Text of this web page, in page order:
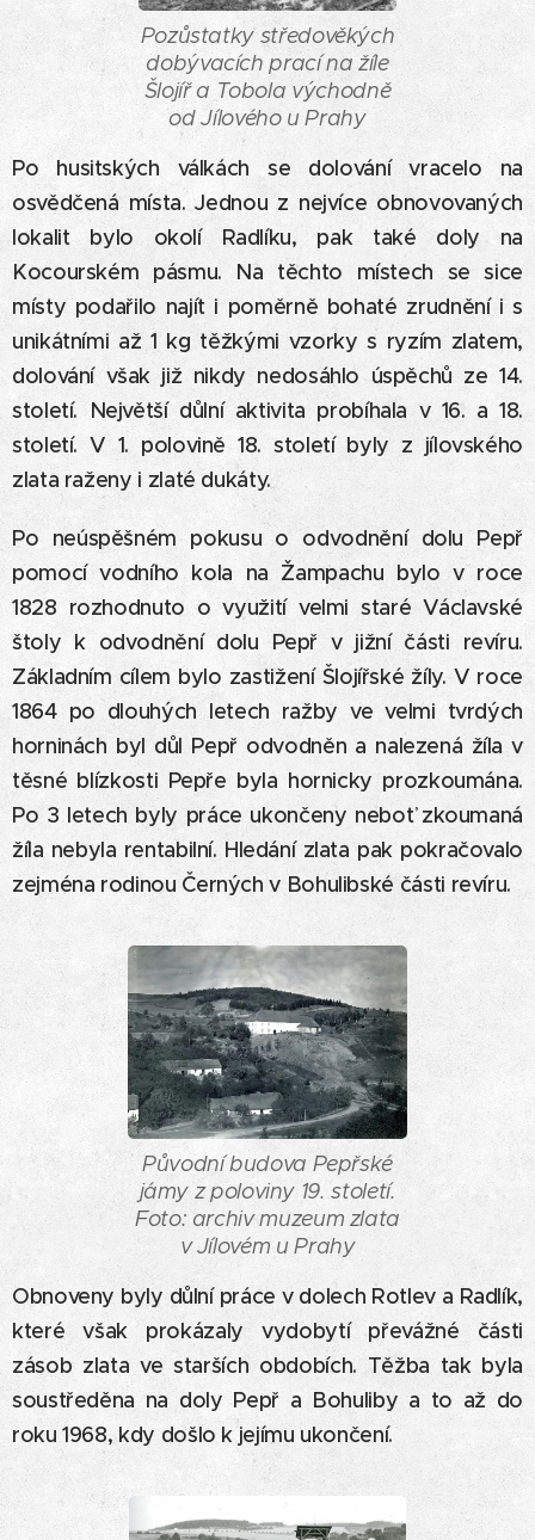
Pozůstatky středověkých
dobývacích prací na žíle
Šlojíř a Tobola východně
od Jílového u Prahy
Po husitských válkách se dolování vracelo na
osvědčená místa. Jednou z nejvíce obnovovaných
lokalit bylo okolí Radlíku, pak také doly na
Kocourském pásmu. Na těchto místech se sice
místy podařilo najít i poměrně bohaté zrudnění i s
unikátními až 1 kg těžkými vzorky s ryzím zlatem,
dolování však již nikdy nedosáhlo úspěchů ze 14.
století. Největší důlní aktivita probíhala v 16. a 18.
století. V 1. polovině 18. století byly z jílovského
zlata raženy i zlaté dukáty.
Po neúspěšném pokusu o odvodnění dolu Pepř
pomocí vodního kola na Žampachu bylo v roce
1828 rozhodnuto o využití velmi staré Václavské
štoly k odvodnění dolu Pepř v jižní části revíru.
Základním cílem bylo zastižení Šlojířské žíly. V roce
1864 po dlouhých letech ražby ve velmi tvrdých
horninách byl důl Pepř odvodněn a nalezená žíla v
těsné blízkosti Pepře byla hornicky prozkoumána.
Po 3 letech byly práce ukončeny neboť zkoumaná
žíla nebyla rentabilní. Hledání zlata pak pokračovalo
zejména rodinou Černých v Bohulibské části revíru.
Původní budova Pepřské
jámy z poloviny 19. století.
Foto: archiv muzeum zlata
v Jílovém u Prahy
Obnoveny byly důlní práce v dolech Rotlev a Radlík,
které však prokázaly vydobytí převážné části
zásob zlata ve starších obdobích. Těžba tak byla
soustředěna na doly Pepř a Bohuliby a to až do
roku 1968, kdy došlo k jejímu ukončení.